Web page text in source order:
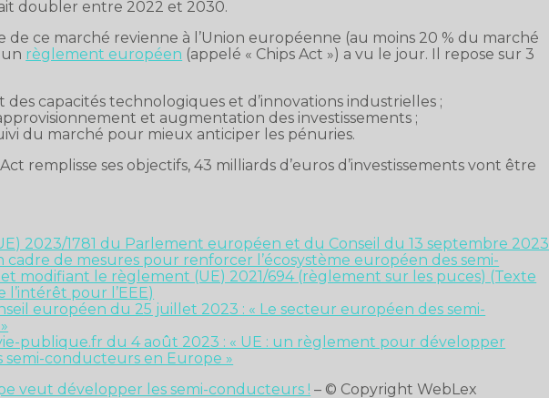
doubler entre 2022 et 2030.
de ce marché revienne à l’Union européenne (au moins 20 % du marché
règlement européen (appelé « Chips Act ») a vu le jour. Il repose sur 3
capacités technologiques et d’innovations industrielles ;
et augmentation des investissements ;
du marché pour mieux anticiper les pénuries.
remplisse ses objectifs, 43 milliards d’euros d’investissements vont être
2023/1781 du Parlement européen et du Conseil du 13 septembre 2023
cadre de mesures pour renforcer l’écosystème européen des semi-
modifiant le règlement (UE) 2021/694 (règlement sur les puces) (Texte
pour l’EEE)
européen du 25 juillet 2023 : « Le secteur européen des semi-
publique.fr du 4 août 2023 : « UE : un règlement pour développer
semi-conducteurs en Europe »
veut développer les semi-conducteurs ! – © Copyright WebLex